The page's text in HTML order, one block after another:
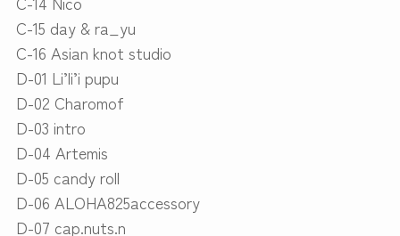
C-15 day & ra_yu
C-16 Asian knot studio
D-01 Li’li’i pupu
D-02 Charomof
D-03 intro
D-04 Artemis
D-05 candy roll
D-06 ALOHA825accessory
D-07 cap.nuts.n